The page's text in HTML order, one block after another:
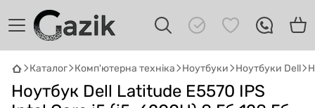
Каталог Комп'ютерна техніка Ноутбуки Ноутбуки Dell
Ноутбук Dell Latitude E5570 IPS
GAZIK AI
Онлайн · пошук техніки